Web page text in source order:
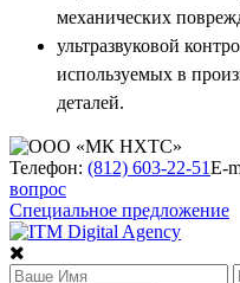
механических
ультразвуковой
используемых в
деталей.
Телефон: (812) 603-22-51E-
вопрос
Специальное предложение